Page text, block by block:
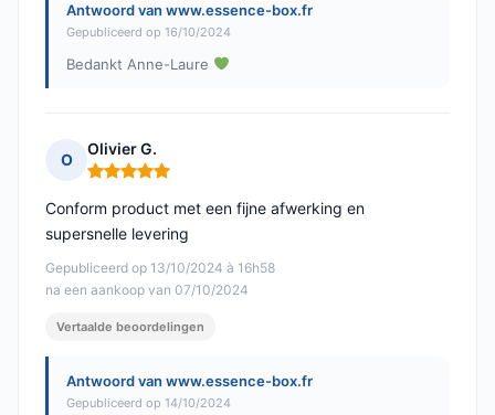
Antwoord van www.essence-box.fr
Gepubliceerd op 16/10/2024
Bedankt Anne-Laure
O
Olivier G.
Opmerking: 5 van 5
Gepubliceerd op 13/10/2024 à 16h58
na een aankoop van 07/10/2024
Conform product met een fijne afwerking en
supersnelle levering
Vertaalde beoordelingen
Antwoord van www.essence-box.fr
Gepubliceerd op 14/10/2024